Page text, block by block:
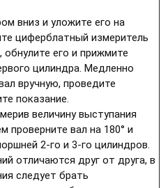
вниз и уложите его на
циферблатный измеритель
обнулите его и прижмите
цилиндра. Медленно
вручную, проведите
показание.
величину выступания
проверните вал на 180° и
2-го и 3-го цилиндров.
отличаются друг от друга, в
следует брать